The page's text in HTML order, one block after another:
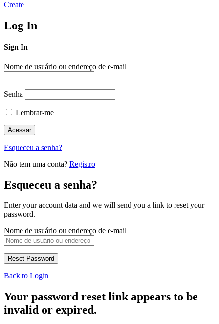
Create
Log In
Sign In
Nome de usuário ou endereço de e-mail
Senha
Lembrar-me
Esqueceu a senha?
Não tem uma conta? Registro
Esqueceu a senha?
Enter your account data and we will send you a link to reset your
password.
Nome de usuário ou endereço de e-mail
Back to Login
Your password reset link appears to be
invalid or expired.